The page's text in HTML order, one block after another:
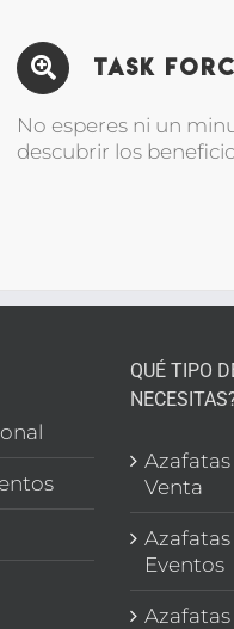
Task
No esperes ni un
descubrir los
QUÉ TIPO
Venta
Azafatas
Eventos
Azafatas